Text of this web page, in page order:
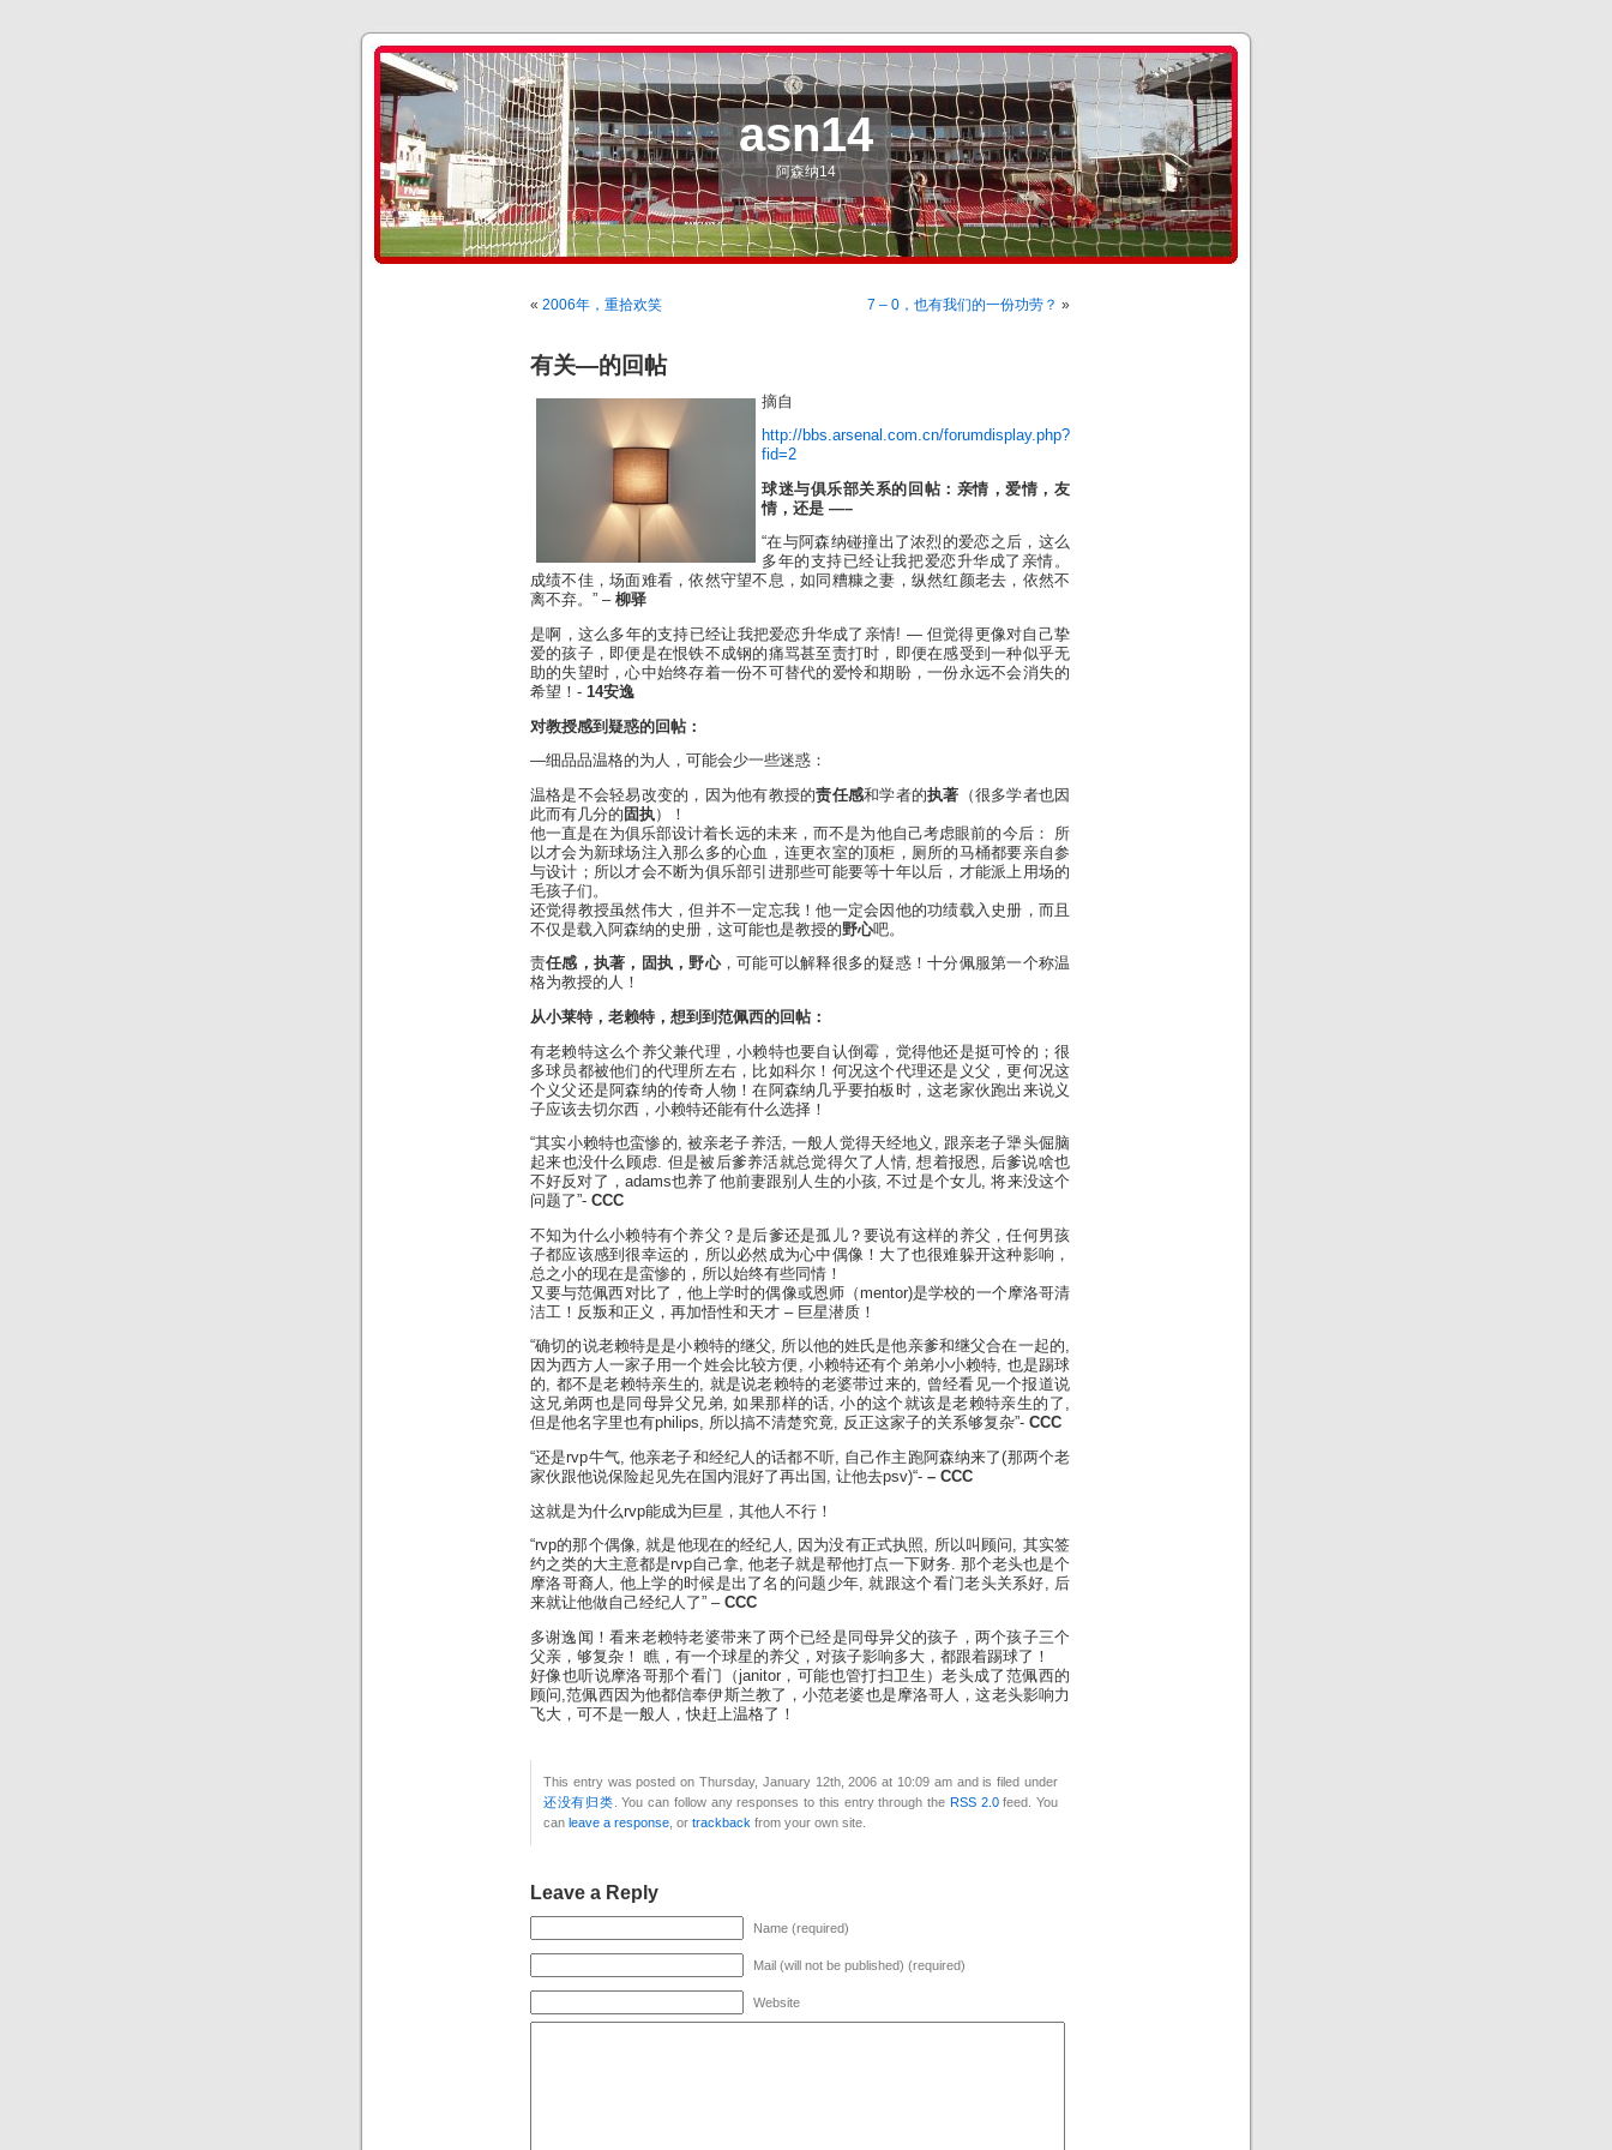
asn14
阿森纳14
« 2006年，重拾欢笑 7 – 0，也有我们的一份功劳？ »
有关—的回帖
摘自
http://bbs.arsenal.com.cn/forumdisplay.php?
fid=2
球迷与俱乐部关系的回帖：亲情，爱情，友
情，还是 —–
“在与阿森纳碰撞出了浓烈的爱恋之后，这么
多年的支持已经让我把爱恋升华成了亲情。
成绩不佳，场面难看，依然守望不息，如同糟糠之妻，纵然红颜老去，依然不
离不弃。” – 柳驿
是啊，这么多年的支持已经让我把爱恋升华成了亲情! — 但觉得更像对自己挚
爱的孩子，即便是在恨铁不成钢的痛骂甚至责打时，即便在感受到一种似乎无
助的失望时，心中始终存着一份不可替代的爱怜和期盼，一份永远不会消失的
希望！- 14安逸
对教授感到疑惑的回帖：
—细品品温格的为人，可能会少一些迷惑：
温格是不会轻易改变的，因为他有教授的责任感和学者的执著 （很多学者也因
此而有几分的 固执）！
他一直是在为俱乐部设计着长远的未来，而不是为他自己考虑眼前的今后： 所
以才会为新球场注入那么多的心血，连更衣室的顶柜，厕所的马桶都要亲自参
与设计；所以才会不断为俱乐部引进那些可能要等十年以后，才能派上用场的
毛孩子们。
还觉得教授虽然伟大，但并不一定忘我！他一定会因他的功绩载入史册，而且
不仅是载入阿森纳的史册，这可能也是教授的野心吧。
责任感，执著，固执，野心，可能可以解释很多的疑惑！十分佩服第一个称温
格为教授的人！
从小莱特，老赖特，想到到范佩西的回帖：
有老赖特这么个养父兼代理，小赖特也要自认倒霉，觉得他还是挺可怜的；很
多球员都被他们的代理所左右，比如科尔！何况这个代理还是义父，更何况这
个义父还是阿森纳的传奇人物！在阿森纳几乎要拍板时，这老家伙跑出来说义
子应该去切尔西，小赖特还能有什么选择！
“其实小赖特也蛮惨的, 被亲老子养活, 一般人觉得天经地义, 跟亲老子犟头倔脑
起来也没什么顾虑. 但是被后爹养活就总觉得欠了人情, 想着报恩, 后爹说啥也
不好反对了，adams也养了他前妻跟别人生的小孩, 不过是个女儿, 将来没这个
问题了”- CCC
不知为什么小赖特有个养父？是后爹还是孤儿？要说有这样的养父，任何男孩
子都应该感到很幸运的，所以必然成为心中偶像！大了也很难躲开这种影响，
总之小的现在是蛮惨的，所以始终有些同情！
又要与范佩西对比了，他上学时的偶像或恩师（mentor)是学校的一个摩洛哥清
洁工！反叛和正义，再加悟性和天才 – 巨星潜质！
“确切的说老赖特是是小赖特的继父, 所以他的姓氏是他亲爹和继父合在一起的,
因为西方人一家子用一个姓会比较方便, 小赖特还有个弟弟小小赖特, 也是踢球
的, 都不是老赖特亲生的, 就是说老赖特的老婆带过来的, 曾经看见一个报道说
这兄弟两也是同母异父兄弟, 如果那样的话, 小的这个就该是老赖特亲生的了,
但是他名字里也有philips, 所以搞不清楚究竟, 反正这家子的关系够复杂”- CCC
“还是rvp牛气, 他亲老子和经纪人的话都不听, 自己作主跑阿森纳来了(那两个老
家伙跟他说保险起见先在国内混好了再出国, 让他去psv)“- – CCC
这就是为什么rvp能成为巨星，其他人不行！
“rvp的那个偶像, 就是他现在的经纪人, 因为没有正式执照, 所以叫顾问, 其实签
约之类的大主意都是rvp自己拿, 他老子就是帮他打点一下财务. 那个老头也是个
摩洛哥裔人, 他上学的时候是出了名的问题少年, 就跟这个看门老头关系好, 后
来就让他做自己经纪人了” – CCC
多谢逸闻！看来老赖特老婆带来了两个已经是同母异父的孩子，两个孩子三个
父亲，够复杂！ 瞧，有一个球星的养父，对孩子影响多大，都跟着踢球了！
好像也听说摩洛哥那个看门（janitor，可能也管打扫卫生）老头成了范佩西的
顾问,范佩西因为他都信奉伊斯兰教了，小范老婆也是摩洛哥人，这老头影响力
飞大，可不是一般人，快赶上温格了！
This entry was posted on Thursday, January 12th, 2006 at 10:09 am and is filed under
还没有归类 . You can follow any responses to this entry through the RSS 2.0feed. You
can leave a response , or trackback from your own site.
Leave a Reply
Name (required)
Mail (will not be published) (required)
Website